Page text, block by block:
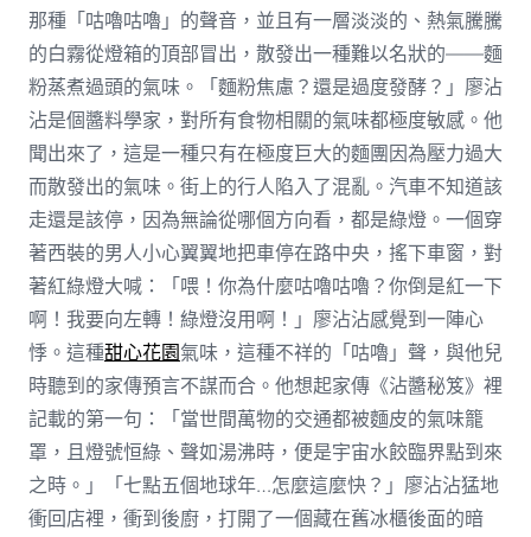
那種「咕嚕咕嚕」的聲音，並且有一層淡淡的、熱氣騰騰
的白霧從燈箱的頂部冒出，散發出一種難以名狀的——麵
粉蒸煮過頭的氣味。「麵粉焦慮？還是過度發酵？」廖沾
沾是個醬料學家，對所有食物相關的氣味都極度敏感。他
聞出來了，這是一種只有在極度巨大的麵團因為壓力過大
而散發出的氣味。街上的行人陷入了混亂。汽車不知道該
走還是該停，因為無論從哪個方向看，都是綠燈。一個穿
著西裝的男人小心翼翼地把車停在路中央，搖下車窗，對
著紅綠燈大喊：「喂！你為什麼咕嚕咕嚕？你倒是紅一下
啊！我要向左轉！綠燈沒用啊！」廖沾沾感覺到一陣心
悸。這種甜心花園氣味，這種不祥的「咕嚕」聲，與他兒
時聽到的家傳預言不謀而合。他想起家傳《沾醬秘笈》裡
記載的第一句：「當世間萬物的交通都被麵皮的氣味籠
罩，且燈號恒綠、聲如湯沸時，便是宇宙水餃臨界點到來
之時。」「七點五個地球年…怎麼這麼快？」廖沾沾猛地
衝回店裡，衝到後廚，打開了一個藏在舊冰櫃後面的暗